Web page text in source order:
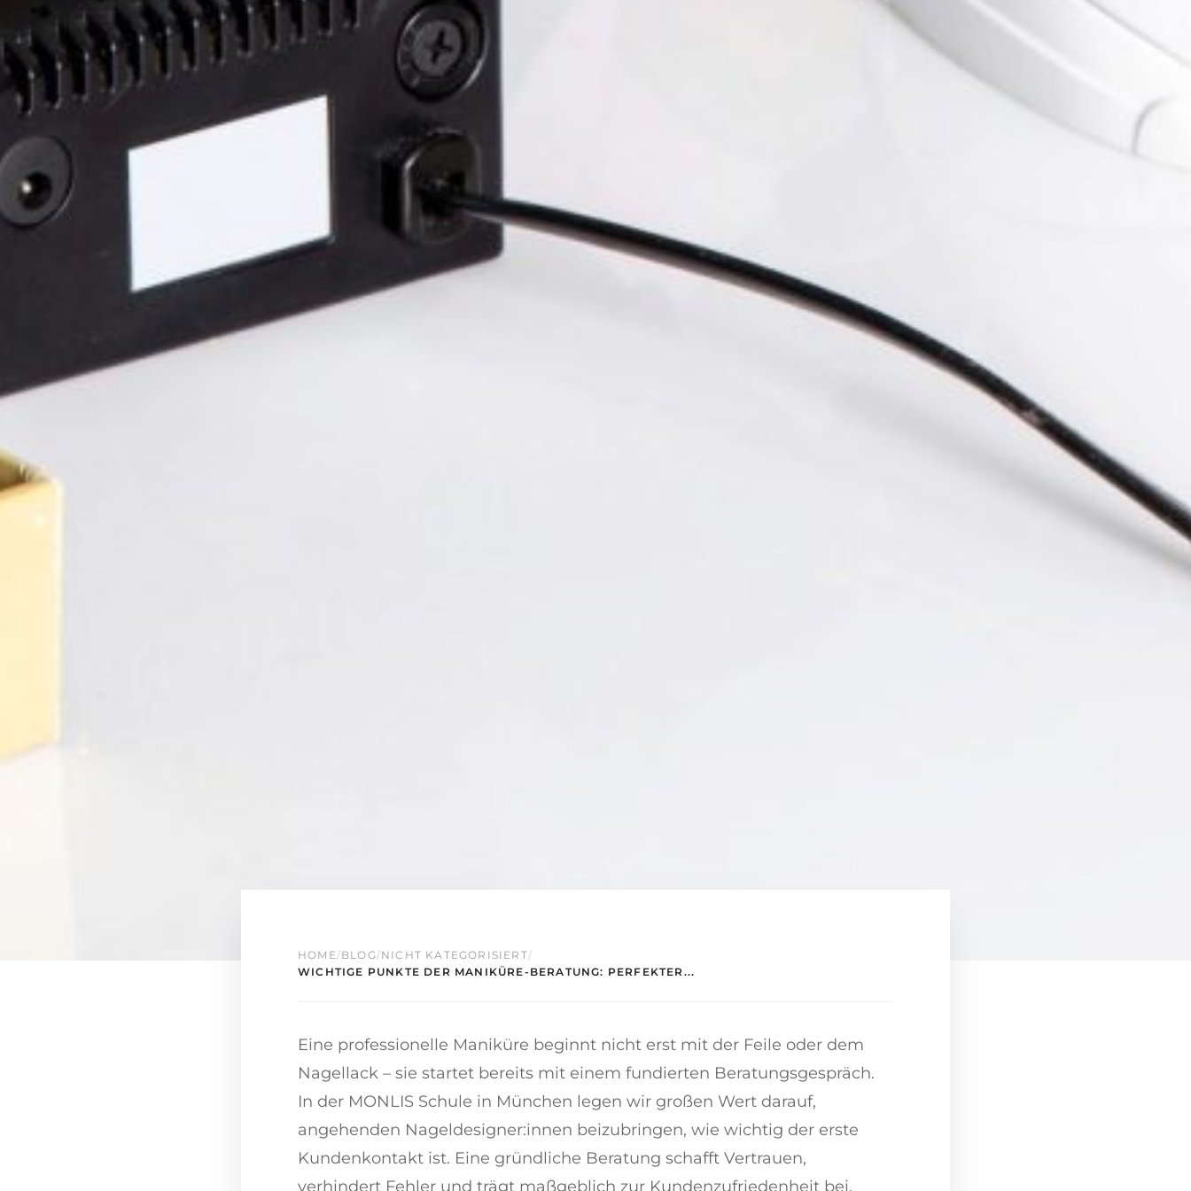
HOME/BLOG/NICHT KATEGORISIERT/
WICHTIGE PUNKTE DER MANIKÜRE-BERATUNG: PERFEKTER...
Eine professionelle Maniküre beginnt nicht erst mit der Feile oder dem
Nagellack – sie startet bereits mit einem fundierten Beratungsgespräch.
In der MONLIS Schule in München legen wir großen Wert darauf,
angehenden Nageldesigner:innen beizubringen, wie wichtig der erste
Kundenkontakt ist. Eine gründliche Beratung schafft Vertrauen,
verhindert Fehler und trägt maßgeblich zur Kundenzufriedenheit bei.